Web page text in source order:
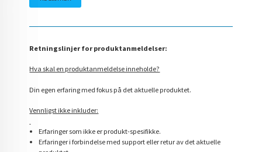
Retningslinjer for produktanmeldelser:
Hva skal en produktanmeldelse inneholde?
Din egen erfaring med fokus på det aktuelle produktet.
Vennligst ikke inkluder:
Erfaringer som ikke er produkt-spesifikke.
Erfaringer i forbindelse med support eller retur av det aktuelle